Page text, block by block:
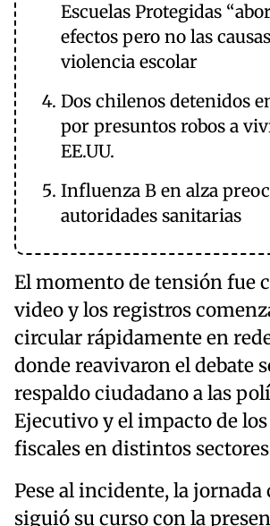
Escuelas Protegidas
efectos pero no las
violencia escolar
Dos chilenos detenidos
por presuntos robos a
EE.UU.
Influenza B en alza
autoridades sanitarias
El momento de tensión fue
video y los registros
circular rápidamente en
donde reavivaron el debate
respaldo ciudadano a las
Ejecutivo y el impacto de
fiscales en distintos
Pese al incidente, la
siguió su curso con la